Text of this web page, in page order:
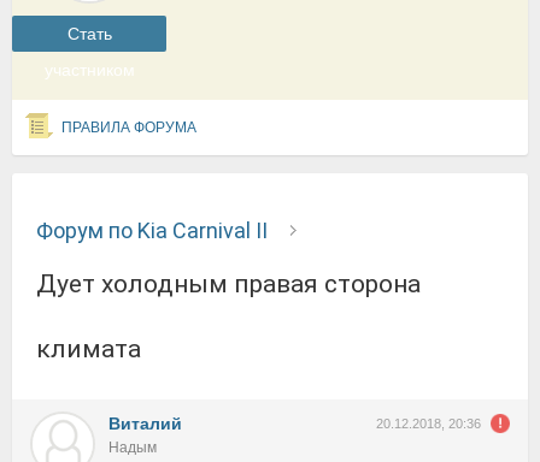
Cтать
участником
ПРАВИЛА ФОРУМА
Форум по Kia Carnival II
Дует холодным правая сторона
климата
Виталий 20.12.2018, 20:36
Надым